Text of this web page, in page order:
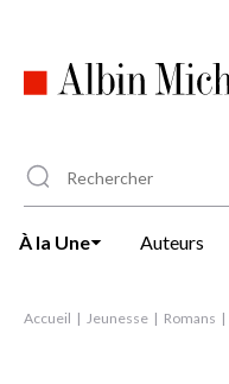
principal
À la Une Auteurs
Accueil Jeunesse Romans